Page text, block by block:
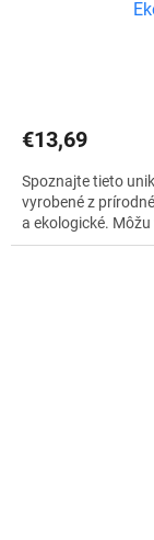
€13,69
Spoznajte tieto
vyrobené z
a ekologické.